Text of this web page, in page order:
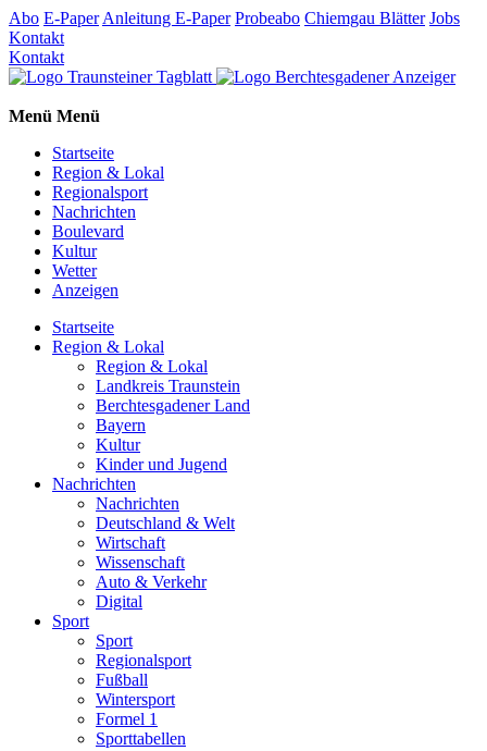
Abo E-Paper Anleitung E-Paper Probeabo Chiemgau Blätter Jobs
Kontakt
Kontakt
Menü Menü
Startseite
Region & Lokal
Regionalsport
Nachrichten
Boulevard
Kultur
Wetter
Anzeigen
Startseite
Region & Lokal
Region & Lokal
Landkreis Traunstein
Berchtesgadener Land
Bayern
Kultur
Kinder und Jugend
Nachrichten
Nachrichten
Deutschland & Welt
Wirtschaft
Wissenschaft
Auto & Verkehr
Digital
Sport
Sport
Regionalsport
Fußball
Wintersport
Formel 1
Sporttabellen